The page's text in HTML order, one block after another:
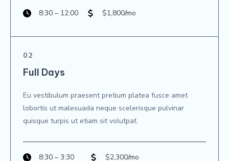
8:30 – 12:00 $1,800/mo
02
Full Days
Eu vestibulum praesent pretium platea fusce amet
lobortis ut malesuada neque scelerisque pulvinar
quisque turpis ut etiam sit volutpat.​
8:30 – 3:30 $2,300/mo